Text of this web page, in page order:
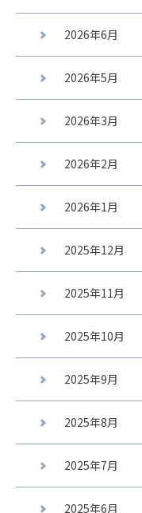
2026年6月
2026年5月
2026年3月
2026年2月
2026年1月
2025年12月
2025年11月
2025年10月
2025年9月
2025年8月
2025年7月
2025年6月